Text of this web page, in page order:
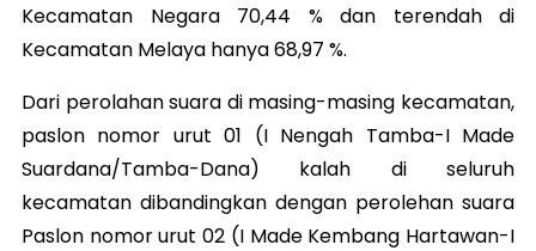
Kecamatan Negara 70,44 % dan terendah di
Kecamatan Melaya hanya 68,97 %.
Dari perolahan suara di masing-masing kecamatan,
paslon nomor urut 01 (I Nengah Tamba-I Made
Suardana/Tamba-Dana) kalah di seluruh
kecamatan dibandingkan dengan perolehan suara
Paslon nomor urut 02 (I Made Kembang Hartawan-I